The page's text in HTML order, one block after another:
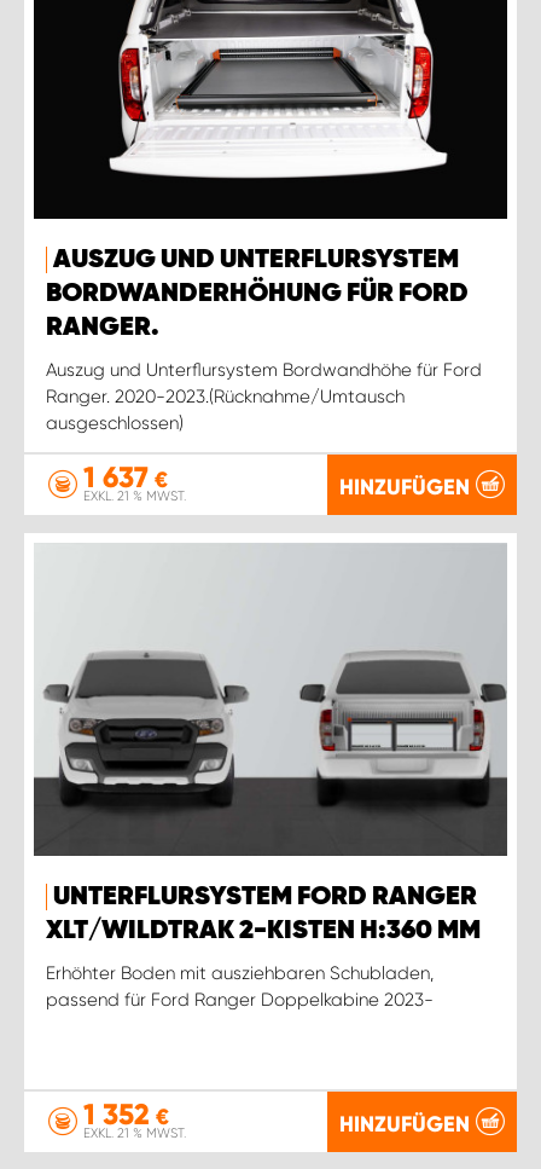
AUSZUG UND UNTERFLURSYSTEM
BORDWANDERHÖHUNG FÜR FORD
RANGER.
Auszug und Unterflursystem Bordwandhöhe für Ford
Ranger. 2020-2023.(Rücknahme/Umtausch
ausgeschlossen)
1 637 €
EXKL. 21 % MWST. HINZUFÜGEN
UNTERFLURSYSTEM FORD RANGER
XLT/WILDTRAK 2-KISTEN H:360 MM
Erhöhter Boden mit ausziehbaren Schubladen,
passend für Ford Ranger Doppelkabine 2023-
1 352 €
EXKL. 21 % MWST. HINZUFÜGEN